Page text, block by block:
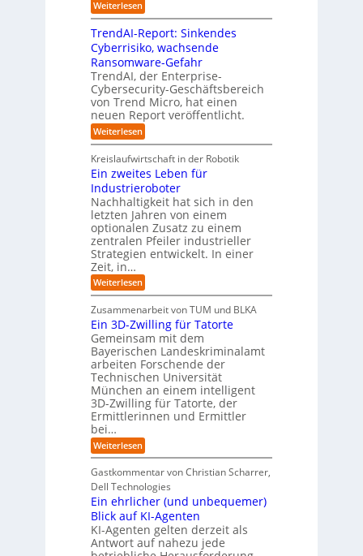
m
v
o
n
F
o
r
m
w
a
s
b
e
i
e
g
e
n
ü
b
e
r
n
i
c
h
t
e
u
r
o
p
i
s
c
h
e
n
R
o
u
t
e
-
H
e
r
s
t
e
l
e
i
d
e
r
O
r
i
e
n
t
i
e
r
u
n
g
Weiterlesen:
I
n
d
u
s
t
r
i
a
l
A
I
n
S
A
P
:
W
i
e
s
u
b
e
r
e
D
a
t
e
n
K
I
-
r
o
j
e
k
t
e
i
n
d
e
TrendAI-Report: Sinkendes
Cyberrisiko, wachsende
Ransomware-Gefahr
TrendAI, der Enterprise-
Cybersecurity-Geschäftsbereich
von Trend Micro, hat einen
neuen Report veröffentlicht.
Weiterlesen:
T
e
n
d
A
I
-
R
e
p
r
t
S
i
n
k
e
n
d
e
s
C
b
e
r
r
s
i
k
o
,
w
Kreislaufwirtschaft in der Robotik
Ein zweites Leben für
Industrieroboter
Nachhaltigkeit hat sich in den
letzten Jahren von einem
optionalen Zusatz zu einem
zentralen Pfeiler industrieller
Strategien entwickelt. In einer
Zeit, in…
Weiterlesen:
E
n
z
w
e
i
t
e
s
L
e
e
n
ü
r
I
n
d
u
s
Zusammenarbeit von TUM und BLKA
Ein 3D-Zwilling für Tatorte
Gemeinsam mit dem
Bayerischen Landeskriminalamt
arbeiten Forschende der
Technischen Universität
München an einem intelligent
3D-Zwilling für Tatorte, der
Ermittlerinnen und Ermittler
bei…
Weiterlesen:
E
n
3
D
-
Z
w
i
Gastkommentar von Christian Scharrer,
Dell Technologies
Ein ehrlicher (und unbequemer)
Blick auf KI-Agenten
KI-Agenten gelten derzeit als
Antwort auf nahezu jede